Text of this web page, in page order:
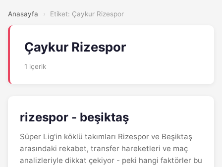
Anasayfa › Etiket: Çaykur Rizespor
Çaykur Rizespor
1 içerik
rizespor - beşiktaş
Süper Lig'in köklü takımları Rizespor ve Beşiktaş
arasındaki rekabet, transfer hareketleri ve maç
analizleriyle dikkat çekiyor - peki hangi faktörler bu